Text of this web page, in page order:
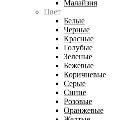
Малайзия
Цвет
Белые
Черные
Красные
Голубые
Зеленые
Бежевые
Коричневые
Серые
Синие
Розовые
Оранжевые